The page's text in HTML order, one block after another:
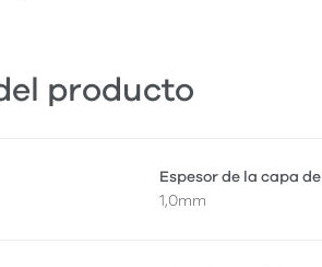
producto
Espesor de la capa
1,0mm